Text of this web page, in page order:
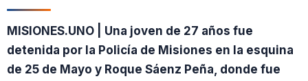
MISIONES.UNO | Una joven de 27 años fue
detenida por la Policía de Misiones en la esquina
de 25 de Mayo y Roque Sáenz Peña, donde fue